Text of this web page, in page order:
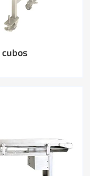
cubos